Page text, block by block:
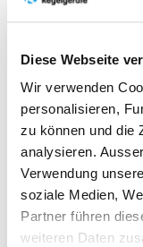
Diese Webseite
Wir verwenden
personalisieren,
zu können und die
analysieren.
Verwendung
soziale Medien,
Partner führen
weiteren Daten